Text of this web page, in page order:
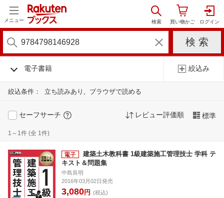
メニュー
電子書籍 絞込み
絞込条件： 立ち読みあり ブラウザで読める
セーフサーチ レビュー評価順 標準
1～1件 (全 1件)
建築土木教科書 1級建築施工管理技士 学科 テ
キスト＆問題集
中島良明
2016年03月02日発売
3,080円 (税込)